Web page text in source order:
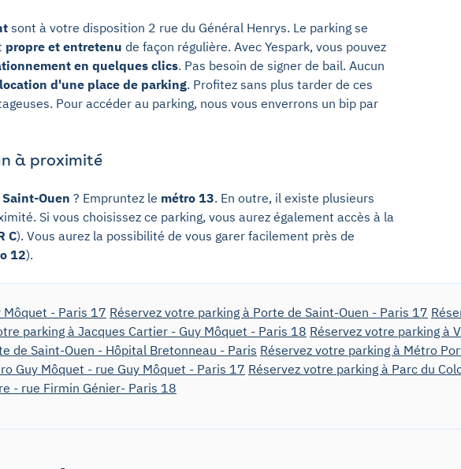
sont à votre disposition 2 rue du Général Henrys. Le parking se
propre et entretenu de façon régulière. Avec Yespark, vous pouvez
en quelques clics. Pas besoin de signer de bail. Aucun
location d'une place de parking. Profitez sans plus tarder de ces
Pour accéder au parking, nous vous enverrons un bip par
à proximité
Ouen ? Empruntez le métro 13. En outre, il existe plusieurs
Si vous choisissez ce parking, vous aurez également accès à la
C). Vous aurez la possibilité de vous garer facilement près de
12).
Môquet - Paris 17 Réservez votre parking à Porte de Saint-Ouen - Paris 17
parking à Jacques Cartier - Guy Môquet - Paris 18 Réservez votre parking à
de Saint-Ouen - Hôpital Bretonneau - Paris Réservez votre parking à Métro
Guy Môquet - rue Guy Môquet - Paris 17 Réservez votre parking à Parc du
- rue Firmin Génier- Paris 18